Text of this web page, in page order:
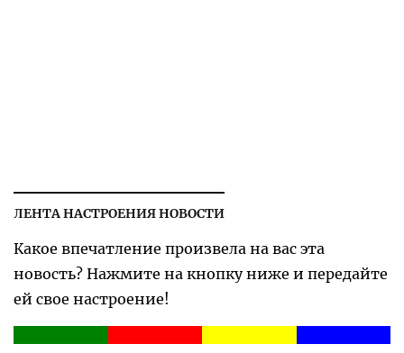
ЛЕНТА НАСТРОЕНИЯ НОВОСТИ
Какое впечатление произвела на вас эта
новость? Нажмите на кнопку ниже и передайте
ей свое настроение!